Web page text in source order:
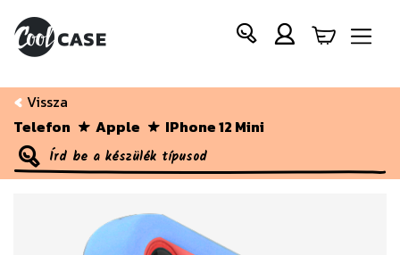
Vissza
Telefon
Apple IPhone 12 Mini